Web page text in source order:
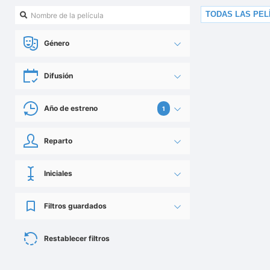
Género
Difusión
Año de estreno 1
Reparto
Iniciales
Filtros guardados
Restablecer filtros
TODAS LAS